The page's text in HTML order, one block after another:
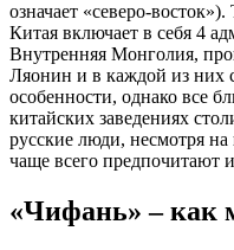
означает «северо-
Китая включает в себя 4
Внутренняя Монголия,
Ляонин и в каждой из них
особенности, однако все
китайских заведениях
русские люди, несмотря
чаще всего предпочитают
«Чифань» – как